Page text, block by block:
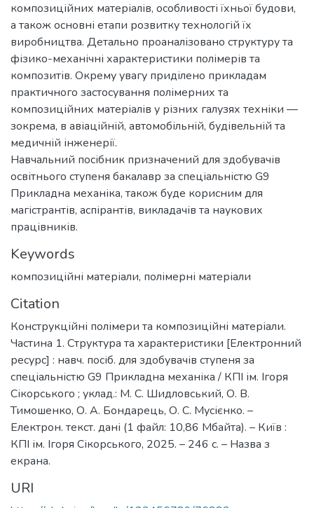
композиційних матеріалів, особливості їхньої будови,
а також основні етапи розвитку технологій їх
виробництва. Детально проаналізовано структуру та
фізико-механічні характеристики полімерів та
композитів. Окрему увагу приділено прикладам
практичного застосування полімерних та
композиційних матеріалів у різних галузях техніки —
зокрема, в авіаційній, автомобільній, будівельній та
медичній інженерії.
Навчальний посібник призначений для здобувачів
освітнього ступеня бакалавр за спеціальністю G9
Прикладна механіка, також буде корисним для
магістрантів, аспірантів, викладачів та наукових
працівників.
Keywords
композиційні матеріали, полімерні матеріали
Citation
Конструкційні полімери та композиційні матеріали.
Частина 1. Структура та характеристики [Електронний
ресурс] : навч. посіб. для здобувачів ступеня за
спеціальністю G9 Прикладна механіка / КПІ ім. Ігоря
Сікорського ; уклад.: М. С. Шидловський, О. В.
Тимошенко, О. А. Бондарець, О. С. Мусієнко. –
Електрон. текст. дані (1 файл: 10,86 Мбайта). – Київ :
КПІ ім. Ігоря Сікорського, 2025. – 246 с. – Назва з
екрана.
URI